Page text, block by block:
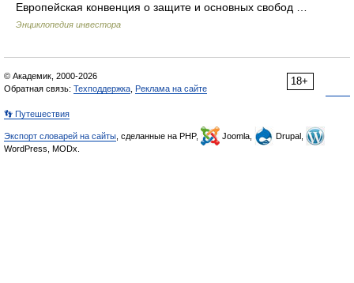
Европейская конвенция о защите и основных свобод …
Энциклопедия инвестора
18+
© Академик, 2000-2026
Обратная связь: Техподдержка Реклама на сайте
👣 Путешествия
Экспорт словарей на сайты , сделанные на PHP, Joomla,
Drupal,
WordPress, MODx.